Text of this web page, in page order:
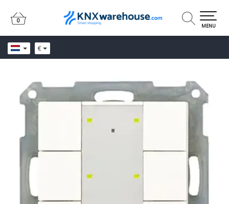
€
0
0
MENU